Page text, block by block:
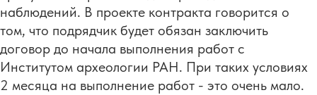
наблюдений. В проекте контракта говорится о
том, что подрядчик будет обязан заключить
договор до начала выполнения работ с
Институтом археологии РАН. При таких условиях
2 месяца на выполнение работ - это очень мало.